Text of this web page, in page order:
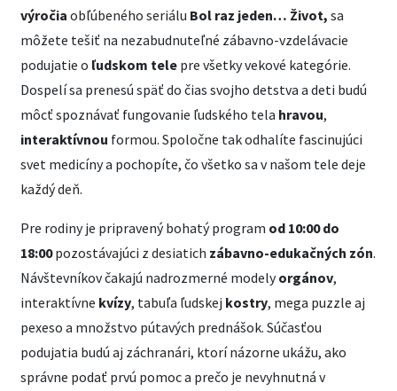
výročia obľúbeného seriálu Bol raz jeden… Život, sa
môžete tešiť na nezabudnuteľné zábavno-vzdelávacie
podujatie o ľudskom tele pre všetky vekové kategórie.
Dospelí sa prenesú späť do čias svojho detstva a deti budú
môcť spoznávať fungovanie ľudského tela hravou,
interaktívnou formou. Spoločne tak odhalíte fascinujúci
svet medicíny a pochopíte, čo všetko sa v našom tele deje
každý deň.
Pre rodiny je pripravený bohatý program od 10:00 do
18:00pozostávajúci z desiatich zábavno-edukačných zón.
Návštevníkov čakajú nadrozmerné modelyorgánov,
interaktívne kvízy, tabuľa ľudskej kostry, mega puzzle aj
pexeso a množstvo pútavých prednášok. Súčasťou
podujatia budú aj záchranári, ktorí názorne ukážu, ako
správne podať prvú pomoc a prečo je nevyhnutná v